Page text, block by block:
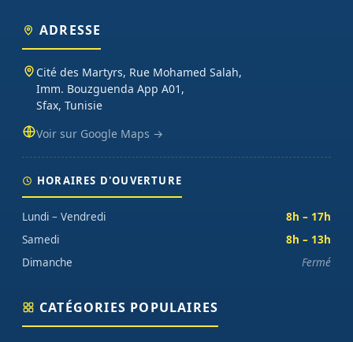
ADRESSE
Cité des Martyrs, Rue Mohamed Salah,
Imm. Bouzguenda App A01,
Sfax, Tunisie
Voir sur Google Maps →
HORAIRES D'OUVERTURE
Lundi – Vendredi
8h – 17h
Samedi
8h – 13h
Dimanche
Fermé
CATÉGORIES POPULAIRES